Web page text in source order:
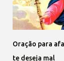
Oração para
te deseja mal